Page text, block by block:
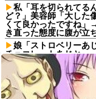
私「耳を切られてる
ど？」美容師「大した
くて良かったですね」
き直った態度に腹が立
娘「ストロベリーあ
チョコレートあじとー
っ、それもう一回言っ
娘の読み方を聞いて思
してしまい…
嫁「こんなところで